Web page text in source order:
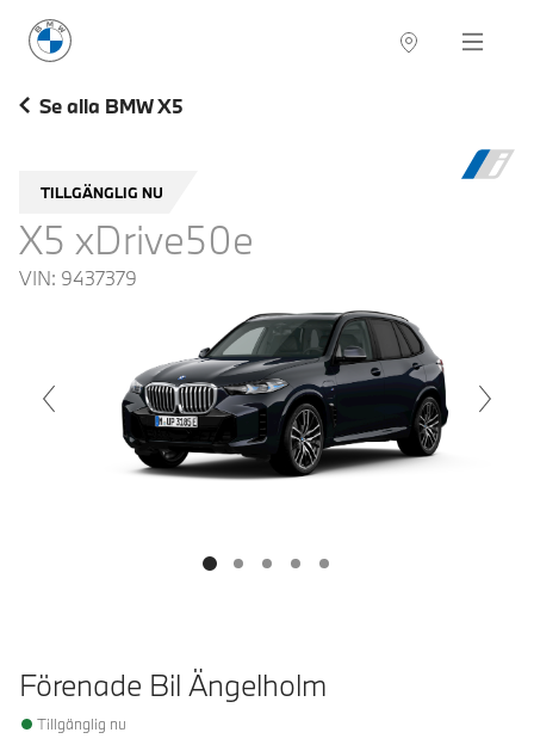
BMW Sverige Navigation
Se alla BMW X5
TILLGÄNGLIG NU
X5 xDrive50e
VIN: 9437379
Förenade Bil Ängelholm
Tillgänglig nu